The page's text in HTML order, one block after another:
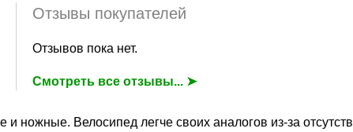
Отзывы покупателей
Отзывов пока нет.
Смотреть все отзывы... ➤
ножные. Велосипед легче своих аналогов из-за